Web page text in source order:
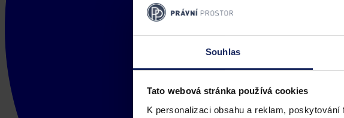
Souhlas
Tato webová stránka používá cookies
K personalizaci obsahu a reklam,